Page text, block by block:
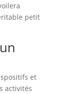
petit
et
activités